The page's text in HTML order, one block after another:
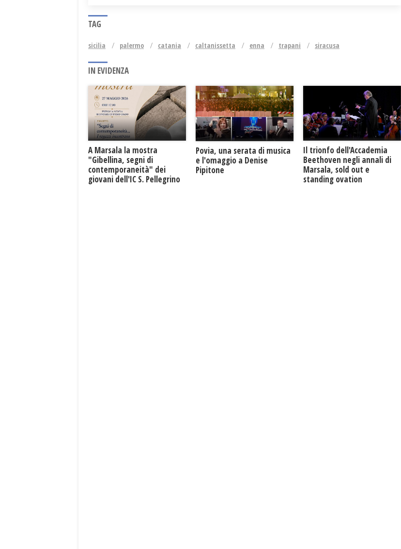
TAG
sicilia palermo catania caltanissetta enna trapani siracusa
IN EVIDENZA
A Marsala la mostra
"Gibellina, segni di
contemporaneità" dei
giovani dell'IC S. Pellegrino
Povia, una serata di musica
e l'omaggio a Denise
Pipitone
Il trionfo dell'Accademia
Beethoven negli annali di
Marsala, sold out e
standing ovation